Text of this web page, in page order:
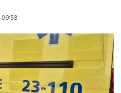
09:53